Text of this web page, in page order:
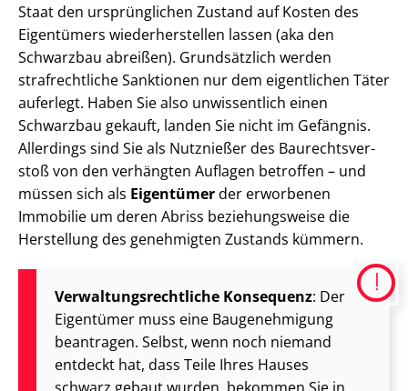
Staat den ursprünglichen Zustand auf Kosten des
Eigentümers wie­der­her­stel­len lassen (aka den
Schwarzbau abreißen). Grundsätzlich werden
strafrechtliche Sanktionen nur dem eigentlichen Täter
auferlegt. Haben Sie also unwissentlich einen
Schwarzbau gekauft, landen Sie nicht im Gefängnis.
Allerdings sind Sie als Nutznießer des Bau­rechts­ver­
stoß von den verhängten Auflagen betroffen – und
müssen sich als Eigentümerder erworbenen
Immobilie um deren Abriss beziehungsweise die
Herstellung des genehmigten Zustands kümmern.
Ver­wal­tungs­recht­li­che Konsequenz: Der
Eigentümer muss eine Baugenehmigung
beantragen. Selbst, wenn noch niemand
entdeckt hat, dass Teile Ihres Hauses